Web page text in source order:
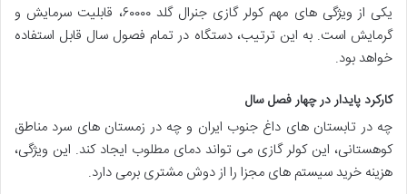
یکی از ویژگی های مهم کولر گازی جنرال گلد ۶۰۰۰۰، قابلیت سرمایش و
گرمایش است. به این ترتیب، دستگاه در تمام فصول سال قابل استفاده
خواهد بود.
کارکرد پایدار در چهار فصل سال
چه در تابستان های داغ جنوب ایران و چه در زمستان های سرد مناطق
کوهستانی، این کولر گازی می تواند دمای مطلوب ایجاد کند. این ویژگی،
هزینه خرید سیستم های مجزا را از دوش مشتری برمی دارد.